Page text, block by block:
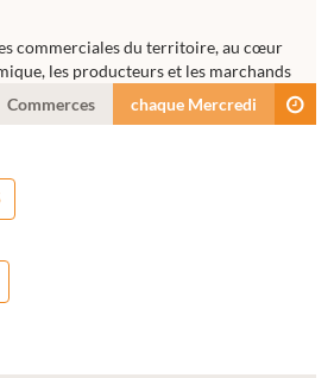
commerciales du territoire, au cœur
les producteurs et les marchands
Commerces chaque Mercredi